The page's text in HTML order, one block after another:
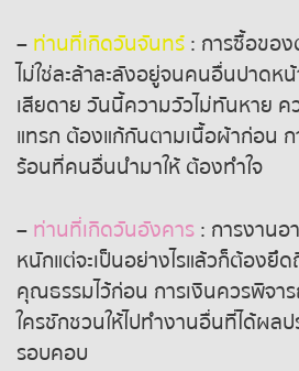
– ท่านที่เกิดวันจันทร์ : การซื้อขอ
ไม่ใช่ละล้าละลังอยู่จนคนอื่นปาดห
เสียดาย วันนี้ความวัวไม่ทันหาย ค
แทรก ต้องแก้กันตามเนื้อผ้าก่อน ก
ร้อนที่คนอื่นนำมาให้ ต้องทำใจ
– ท่านที่เกิดวันอังคาร : การงานอ
หนักแต่จะเป็นอย่างไรแล้วก็ต้องยึ
คุณธรรมไว้ก่อน การเงินควรพิจา
ใครชักชวนให้ไปทำงานอื่นที่ได้ผลป
รอบคอบ